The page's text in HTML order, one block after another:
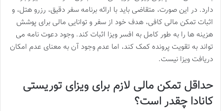
دارد. در این صورت، متقاضی باید با ارائه برنامه سفر دقیق، رزرو هتل، و
اثبات تمکن مالی کافی، هدف خود از سفر و توانایی مالی برای پوشش
هزینه ها را به طور کامل به افسر ویزا اثبات کند. وجود دعوت نامه می
تواند به تقویت پرونده کمک کند، اما عدم وجود آن به معنای عدم امکان
دریافت ویزا نیست.
حداقل تمکن مالی لازم برای ویزای توریستی
کانادا چقدر است؟